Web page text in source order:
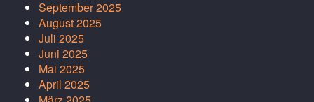
September 2025
August 2025
Juli 2025
Juni 2025
Mai 2025
April 2025